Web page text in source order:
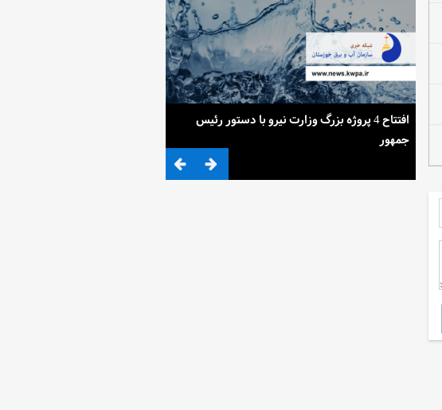
افتتاح 4 پروژه بزرگ وزارت نیرو با دستور رئیس
جمهور